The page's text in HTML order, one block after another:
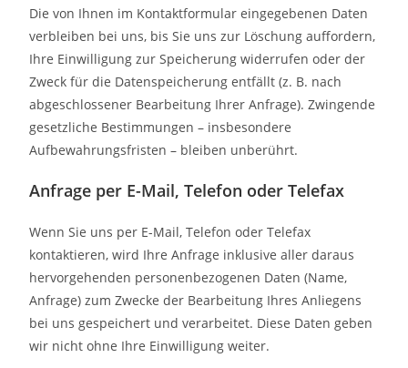
Die von Ihnen im Kontaktformular eingegebenen Daten
verbleiben bei uns, bis Sie uns zur Löschung auffordern,
Ihre Einwilligung zur Speicherung widerrufen oder der
Zweck für die Datenspeicherung entfällt (z. B. nach
abgeschlossener Bearbeitung Ihrer Anfrage). Zwingende
gesetzliche Bestimmungen – insbesondere
Aufbewahrungsfristen – bleiben unberührt.
Anfrage per E-Mail, Telefon oder Telefax
Wenn Sie uns per E-Mail, Telefon oder Telefax
kontaktieren, wird Ihre Anfrage inklusive aller daraus
hervorgehenden personenbezogenen Daten (Name,
Anfrage) zum Zwecke der Bearbeitung Ihres Anliegens
bei uns gespeichert und verarbeitet. Diese Daten geben
wir nicht ohne Ihre Einwilligung weiter.